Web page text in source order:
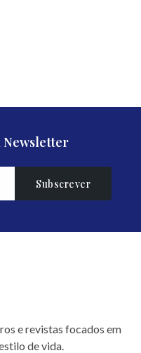
Newsletter
Subscrever
e revistas focados em
de vida.